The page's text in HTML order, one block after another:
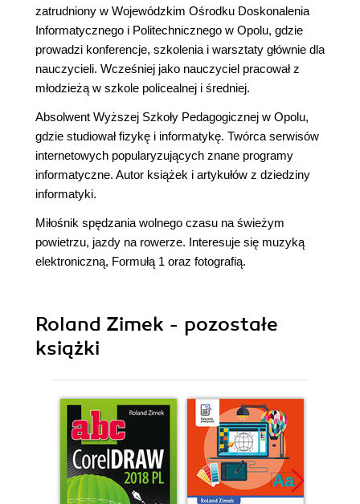
zatrudniony w Wojewódzkim Ośrodku Doskonalenia
Informatycznego i Politechnicznego w Opolu, gdzie
prowadzi konferencje, szkolenia i warsztaty głównie dla
nauczycieli. Wcześniej jako nauczyciel pracował z
młodzieżą w szkole policealnej i średniej.
Absolwent Wyższej Szkoły Pedagogicznej w Opolu,
gdzie studiował fizykę i informatykę. Twórca serwisów
internetowych popularyzujących znane programy
informatyczne. Autor książek i artykułów z dziedziny
informatyki.
Miłośnik spędzania wolnego czasu na świeżym
powietrzu, jazdy na rowerze. Interesuje się muzyką
elektroniczną, Formułą 1 oraz fotografią.
Roland Zimek - pozostałe
książki